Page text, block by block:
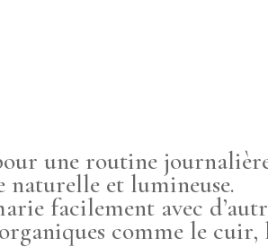
une routine
naturelle et lumineuse.
facilement avec
comme le